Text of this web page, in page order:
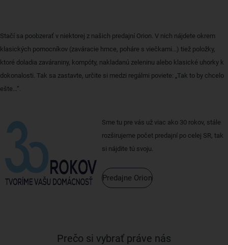
Stačí sa poobzerať v niektorej z našich predajní Orion. V nich nájdete okrem
klasických pomocníkov (zaváracie hrnce, poháre s viečkami...) tiež položky,
ktoré doladia zaváraniny, kompóty, nakladanú zeleninu alebo klasické uhorky k
dokonalosti. Tak sa zastavte, určite si medzi regálmi poviete: „Tak to by chcelo
ešte…“.
Sme tu pre vás už viac ako 30 rokov, stále
rozširujeme počet predajní po celej SR, tak
si nájdite tú svoju.
Predajne Orion
Prečo si vybrať práve nás